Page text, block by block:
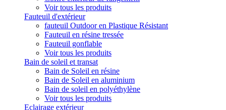
Voir tous les produits
Fauteuil d'extérieur
fauteuil Outdoor en Plastique Résistant
Fauteuil en résine tressée
Fauteuil gonflable
Voir tous les produits
Bain de soleil et transat
Bain de Soleil en résine
Bain de Soleil en aluminium
Bain de soleil en polyéthylène
Voir tous les produits
Eclairage extérieur